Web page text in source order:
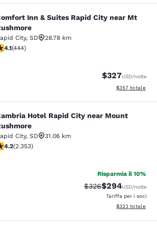
& Suites Rapid City
Inn & Suites Rapid City near Mt
City, SD
28.78 km
di 4.14 stelle. Molto buono. 444 recensioni
4.1(444)
$327USD/notte
Visualizza i
$357 totale
Rapid City near
Hotel Rapid City near Mount
City, SD
31.06 km
di 4.19 stelle. Molto buono. 2353
4.2(2.353)
Risparmia il 10%
Tariffa di barratura:
$326Tariffa
$294USD/notte
Tariffa per i soci
Visualizza i
$323 totale